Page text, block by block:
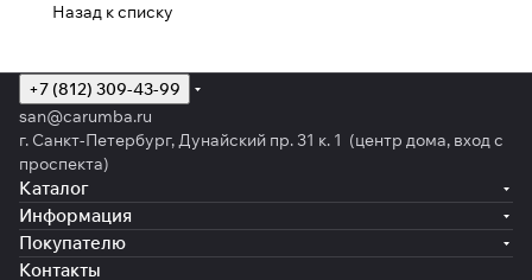
Назад к списку
+7 (812) 309-43-99
san@carumba.ru
г. Санкт-Петербург, Дунайский пр. 31 к. 1 (центр дома, вход с
проспекта)
Каталог
Информация
Покупателю
Контакты